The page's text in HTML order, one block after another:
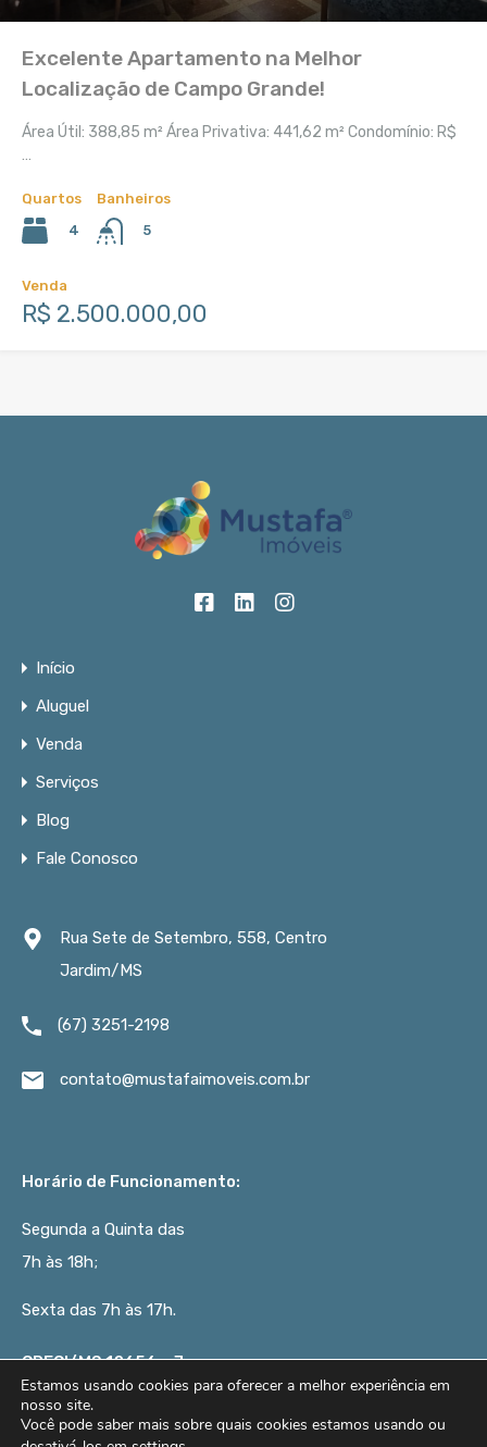
Excelente Apartamento na Melhor
Localização de Campo Grande!
Área Útil: 388,85 m² Área Privativa: 441,62 m² Condomínio: R$
…
Quartos
4
Banheiros
5
Venda
R$ 2.500.000,00
Início
Aluguel
Venda
Serviços
Blog
Fale Conosco
Rua Sete de Setembro, 558, Centro
Jardim/MS
(67) 3251-2198
contato@mustafaimoveis.com.br
Horário de Funcionamento:
Segunda a Quinta das
7h às 18h;
Sexta das 7h às 17h.
CRECI/MS 12656 – J
© 2017 - 2023. Todos os Direitos Reservados.
Estamos usando cookies para oferecer a melhor experiência em
nosso site.
Você pode saber mais sobre quais cookies estamos usando ou